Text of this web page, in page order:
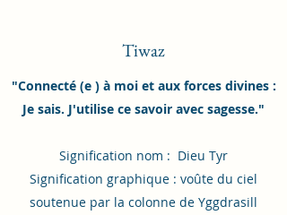
Tiwaz
"Connecté (e ) à moi et aux forces divines :
Je sais. J'utilise ce savoir avec sagesse."
Signification nom : Dieu Tyr
Signification graphique : voûte du ciel
soutenue par la colonne de Yggdrasill